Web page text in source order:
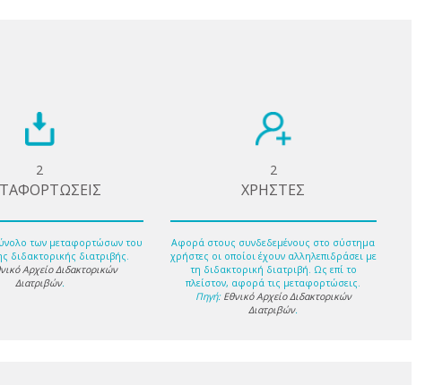
2
των μεταφορτώσων του
διδακτορικής διατριβής.
Αρχείο Διδακτορικών
Διατριβών.
2
ΧΡΗΣΤΕΣ
Αφορά στους συνδεδεμένους στο σύστημα
χρήστες οι οποίοι έχουν αλληλεπιδράσει με
τη διδακτορική διατριβή. Ως επί το
πλείστον, αφορά τις μεταφορτώσεις.
Πηγή: Εθνικό Αρχείο Διδακτορικών
Διατριβών.